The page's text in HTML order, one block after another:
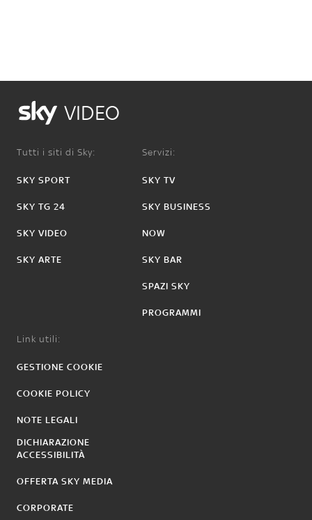
VIDEO
Tutti i siti di Sky:
SKY SPORT
SKY TG 24
SKY VIDEO
SKY ARTE
Servizi:
SKY TV
SKY BUSINESS
NOW
SKY BAR
SPAZI SKY
PROGRAMMI
Link utili:
GESTIONE COOKIE
COOKIE POLICY
NOTE LEGALI
DICHIARAZIONE
ACCESSIBILITÀ
OFFERTA SKY MEDIA
CORPORATE